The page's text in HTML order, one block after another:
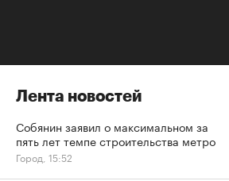
Лента новостей
Собянин заявил о максимальном за
пять лет темпе строительства метро
Город, 15:52